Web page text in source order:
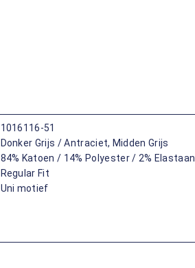
1016116-51
Donker Grijs / Antraciet, Midden Grijs
84% Katoen / 14% Polyester / 2% Elastaan
Regular Fit
Uni motief